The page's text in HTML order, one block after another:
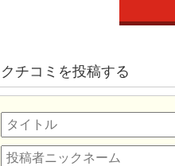
クチコミを投稿する